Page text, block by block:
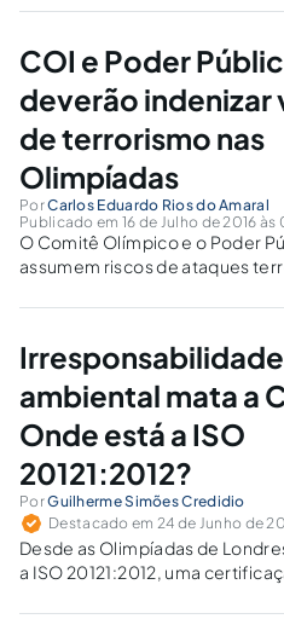
objetivos, como qualquer ser
povos.
COI e Poder
deverão indenizar
de terrorismo nas
Olimpíadas
PorCarlos Eduardo Rios do Amaral
Publicado em 16 de Julho de 2016 às
O Comitê Olímpico e o Poder
assumem riscos de ataques
devendo reparar eventuais
Irresponsabilidade
ambiental mata a
Onde está a ISO
20121:2012?
PorGuilherme Simões Credidio
Destacado em 24 de Junho de
Desde as Olimpíadas de
a ISO 20121:2012, uma
Sustentabilidade de Eventos